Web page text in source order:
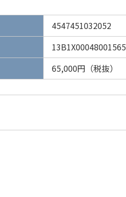
4547451032052
13B1X00048001565
65,000円（税抜）